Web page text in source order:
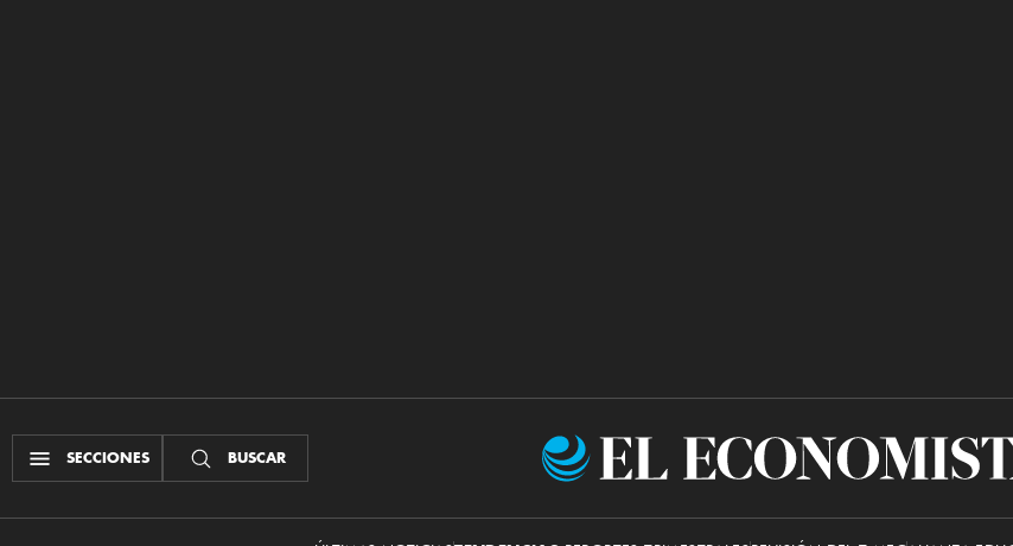
SECCIONES BUSCAR
El